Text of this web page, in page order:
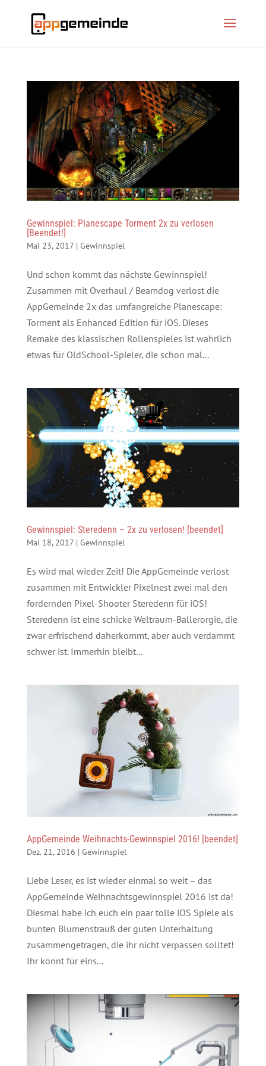
Gewinnspiel: Planescape Torment 2x zu verlosen
[Beendet!]
Mai 23, 2017| Gewinnspiel
Und schon kommt das nächste Gewinnspiel!
Zusammen mit Overhaul / Beamdog verlost die
AppGemeinde 2x das umfangreiche Planescape:
Torment als Enhanced Edition für iOS. Dieses
Remake des klassischen Rollenspieles ist wahrlich
etwas für OldSchool-Spieler, die schon mal...
Gewinnspiel: Steredenn – 2x zu verlosen! [beendet]
Mai 18, 2017| Gewinnspiel
Es wird mal wieder Zeit! Die AppGemeinde verlost
zusammen mit Entwickler Pixelnest zwei mal den
fordernden Pixel-Shooter Steredenn für iOS!
Steredenn ist eine schicke Weltraum-Ballerorgie, die
zwar erfrischend daherkommt, aber auch verdammt
schwer ist. Immerhin bleibt...
AppGemeinde Weihnachts-Gewinnspiel 2016! [beendet]
Dez. 21, 2016 | Gewinnspiel
Liebe Leser, es ist wieder einmal so weit – das
AppGemeinde Weihnachtsgewinnspiel 2016 ist da!
Diesmal habe ich euch ein paar tolle iOS Spiele als
bunten Blumenstrauß der guten Unterhaltung
zusammengetragen, die ihr nicht verpassen solltet!
Ihr könnt für eins...